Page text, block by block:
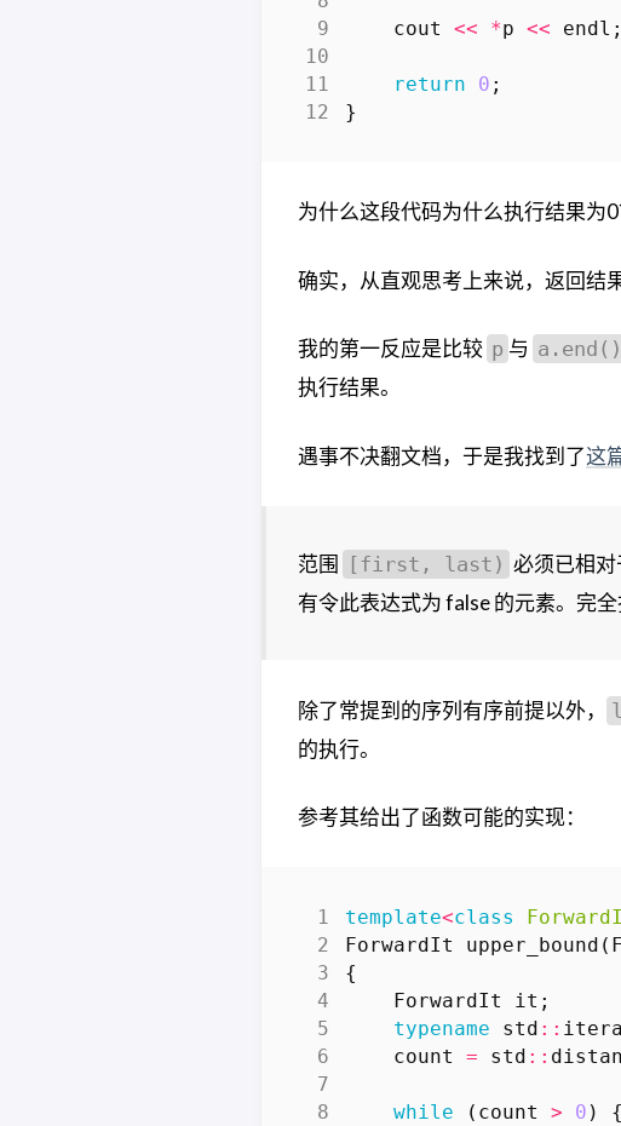
cout << *p << endl ;
return 0 ;
}
为什么这段代码为什么执行结果为0
确实，从直观思考上来说，返回结
我的第一反应是比较 p 与 a.end()
执行结果。
遇事不决翻文档，于是我找到了这
范围 [first, last) 必须已相
有令此表达式为 false 的元素。完
除了常提到的序列有序前提以外，
的执行。
参考其给出了函数可能的实现：
template<class
ForwardIt
upper_bound (
{
ForwardIt
it ;
typename
std ::
count
= std ::
while ( count > 0 )
{